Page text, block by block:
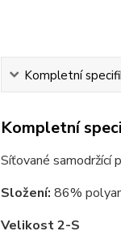
Kompletní
Kompletní
Síťované samodržící
Složení: 86%
Velikost 2-S